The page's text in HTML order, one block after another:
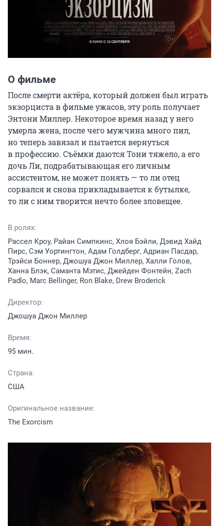
О фильме
После смерти актёра, который должен был играть
экзорциста в фильме ужасов, эту роль получает
Энтони Миллер. Некоторое время назад у него
умерла жена, после чего мужчина много пил,
но теперь завязал и пытается вернуться
в профессию. Съёмки даются Тони тяжело, а его
дочь Ли, подрабатывающая его личным
ассистентом, не может понять — то ли отец
сорвался и снова прикладывается к бутылке,
то ли с ним творится нечто более зловещее.
В ролях:
Рассел Кроу, Райан Симпкинс, Хлоя Бэйли, Дэвид Хайд
Пирс, Сэм Уортингтон, Адам Голдберг, Адриан Пасдар,
Трэйси Боннер, Джошуа Джон Миллер, Халли Голов,
Ханна Блэк, Саманта Мэтис, Джейден Фонтейн, Zach
Padlo, Marc Bellinger, Ron Blake, Drew Broderick
Директор:
Джошуа Джон Миллер
Время:
95 мин.
Страна:
США
Оригинальное название:
The Exorcism